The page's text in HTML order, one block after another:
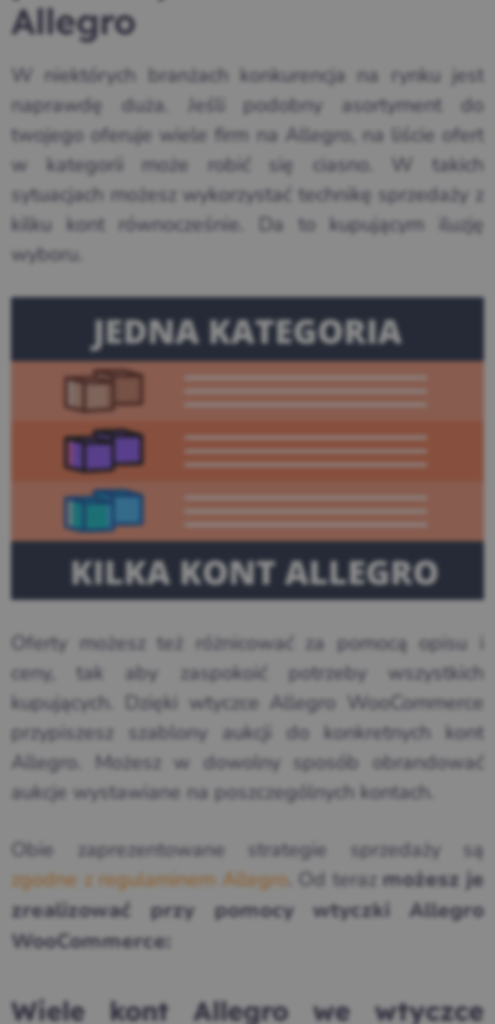
Allegro
W niektórych branżach konkurencja na rynku jest
naprawdę duża. Jeśli podobny asortyment do
twojego oferuje wiele firm na Allegro, na liście ofert
w kategorii może robić się ciasno. W takich
sytuacjach możesz wykorzystać technikę sprzedaży z
kilku kont równocześnie. Da to kupującym iluzję
wyboru.
Oferty możesz też różnicować za pomocą opisu i
ceny, tak aby zaspokoić potrzeby wszystkich
kupujących. Dzięki wtyczce Allegro WooCommerce
przypiszesz szablony aukcji do konkretnych kont
Allegro. Możesz w dowolny sposób obrandować
aukcje wystawiane na poszczególnych kontach.
Obie zaprezentowane strategie sprzedaży są
zgodne z regulaminem Allegro. Od teraz możesz je
zrealizować przy pomocy wtyczki Allegro
WooCommerce:
Wiele kont Allegro we wtyczce